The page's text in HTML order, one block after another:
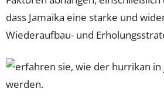
dass Jamaika eine starke und
Wiederaufbau- und